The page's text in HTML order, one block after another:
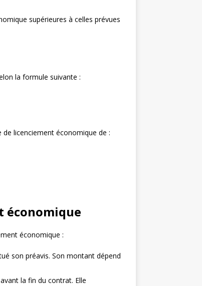
supérieures à celles prévues
la formule suivante :
de licenciement économique de :
économique
économique :
son préavis. Son montant dépend
la fin du contrat. Elle